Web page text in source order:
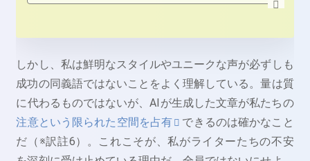
しかし、私は鮮明なスタイルやユニークな声が必ずしも
成功の同義語ではないことをよく理解している。量は質
に代わるものではないが、AIが生成した文章が私たちの
注意という限られた空間を占有
できるのは確かなこと
だ（※訳註6）。これこそが、私がライターたちの不安